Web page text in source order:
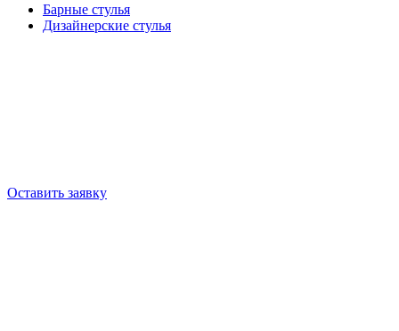
Барные cтулья
Дизайнерские cтулья
Оставить заявку